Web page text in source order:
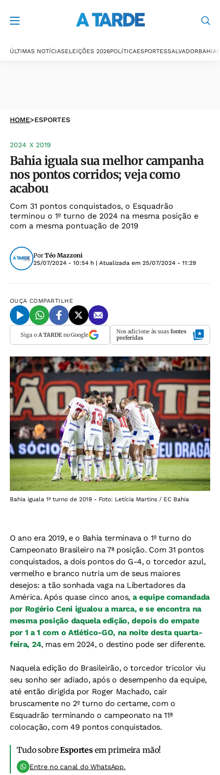
ÚLTIMAS NOTÍCIASELEIÇÕES 2026POLÍTICAESPORTESSALVADORBAHIA
HOME>ESPORTES
2024 X 2019
Bahia iguala sua melhor campanha
nos pontos corridos; veja como
acabou
Com 31 pontos conquistados, o Esquadrão
terminou o 1º turno de 2024 na mesma posição e
com a mesma pontuação de 2019
Por Téo Mazzoni
25/07/2024 - 10:54 h | Atualizada em 25/07/2024 - 11:29
OUÇA COMPARTILHE
Siga o A TARDEno Google Nos adicione às suas fontes
preferidas
Bahia iguala 1º turno de 2019 - Foto: Letícia Martins / EC Bahia
O ano era 2019, e o Bahia terminava o 1º turno do
Campeonato Brasileiro na 7ª posição. Com 31 pontos
conquistados, a dois pontos do G-4, o torcedor azul,
vermelho e branco nutria um de seus maiores
desejos: a tão sonhada vaga na Libertadores da
América. Após quase cinco anos, a equipe comandada
por Rogério Ceni igualou a marca, e se encontra na
mesma posição daquela edição, depois do empate
por 1 a 1 com o Atlético-GO, na noite desta quarta-
feira, 24, mas em 2024, o destino pode ser diferente.
Naquela edição do Brasileirão, o torcedor tricolor viu
seu sonho ser adiado, após o desempenho da equipe,
até então dirigida por Roger Machado, cair
bruscamente no 2º turno do certame, com o
Esquadrão terminando o campeonato na 11ª
colocação, com 49 pontos conquistados.
Tudo sobreEsportesem primeira mão!
Entre no canal do WhatsApp.